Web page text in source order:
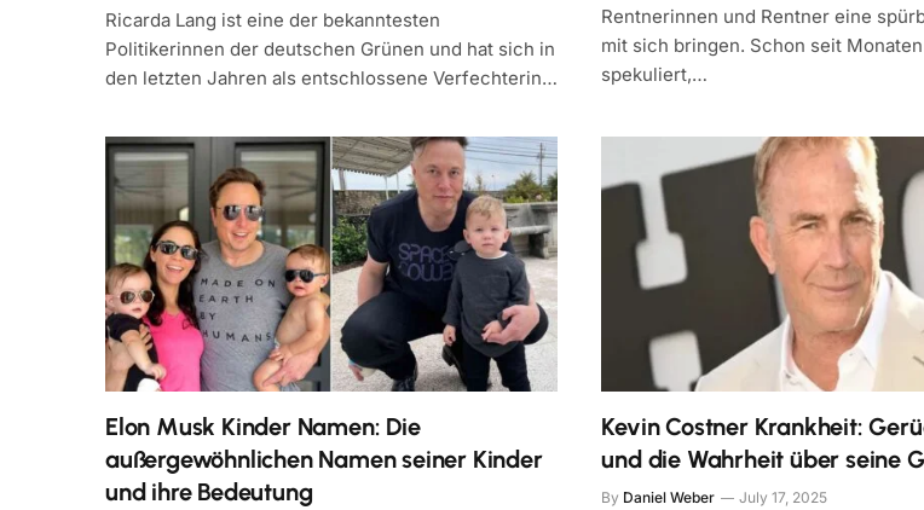
Ricarda Lang ist eine der bekanntesten
Politikerinnen der deutschen Grünen und hat sich in
den letzten Jahren als entschlossene Verfechterin…
Rentnerinnen und Rentner eine
mit sich bringen. Schon seit
spekuliert,…
Elon Musk Kinder Namen: Die
außergewöhnlichen Namen seiner Kinder
und ihre Bedeutung
Kevin Costner Krankheit:
und die Wahrheit über seine
By Daniel Weber July 17, 2025